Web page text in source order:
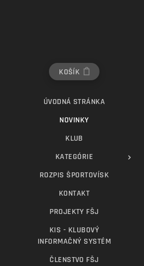
KOŠÍK
ÚVODNÁ STRÁNKA
NOVINKY
KLUB
KATEGÓRIE
ROZPIS ŠPORTOVÍSK
KONTAKT
PROJEKTY FŠJ
KIS - KLUBOVÝ
INFORMAČNÝ SYSTÉM
ČLENSTVO FŠJ